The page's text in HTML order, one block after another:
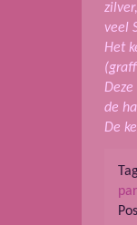
veel
Het
de
De